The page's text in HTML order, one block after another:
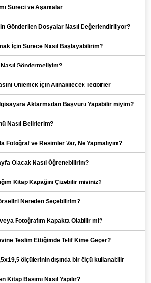
Süreci ve Aşamalar
Gönderilen Dosyalar Nasıl Değerlendiriliyor?
İçin Sürece Nasıl Başlayabilirim?
Göndermeliyim?
Önlemek İçin Alınabilecek Tedbirler
Aktarmadan Başvuru Yapabilir miyim?
Nasıl Belirlerim?
Fotoğraf ve Resimler Var, Ne Yapmalıyım?
Olacak Nasıl Öğrenebilirim?
Kitap Kapağını Çizebilir misiniz?
Nereden Seçebilirim?
Fotoğrafım Kapakta Olabilir mi?
Teslim Ettiğimde Telif Kime Geçer?
ölçülerinin dışında bir ölçü kullanabilir
Kitap Basımı Nasıl Yapılır?